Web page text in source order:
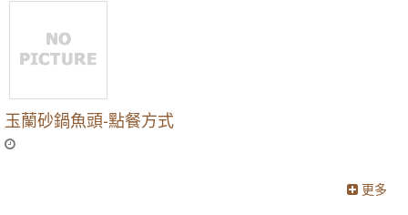
玉蘭砂鍋魚頭-點餐方式
更多